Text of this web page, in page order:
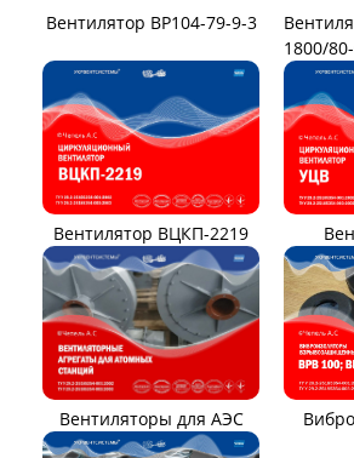
Вентилятор ВВД
Вентилятор В14/1400
Вентилятор ВЦ7-15
Вентилятор ВР140-15
Вентилятор ВР131-12
Вентилятор ВР104-79-9-3